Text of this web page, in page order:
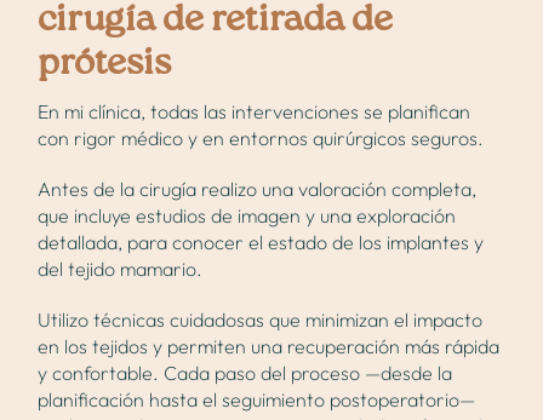
cirugía de retirada de
prótesis
En mi clínica, todas las intervenciones se planifican
con rigor médico y en entornos quirúrgicos seguros.
Antes de la cirugía realizo una valoración completa,
que incluye estudios de imagen y una exploración
detallada, para conocer el estado de los implantes y
del tejido mamario.
Utilizo técnicas cuidadosas que minimizan el impacto
en los tejidos y permiten una recuperación más rápida
y confortable. Cada paso del proceso —desde la
planificación hasta el seguimiento postoperatorio—